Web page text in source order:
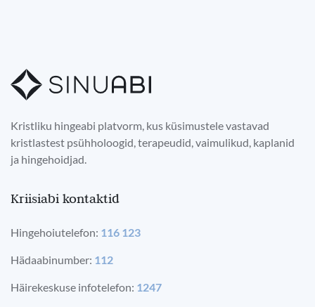
Kristliku hingeabi platvorm, kus küsimustele vastavad
kristlastest psühholoogid, terapeudid, vaimulikud, kaplanid
ja hingehoidjad.
Kriisiabi kontaktid
Hingehoiutelefon: 116 123
Hädaabinumber: 112
Häirekeskuse infotelefon: 1247